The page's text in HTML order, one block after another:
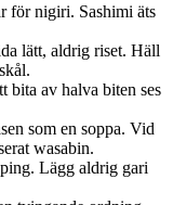
för nigiri. Sashimi äts
lätt, aldrig riset. Häll
av halva biten ses
som en soppa. Vid
wasabin.
Lägg aldrig gari